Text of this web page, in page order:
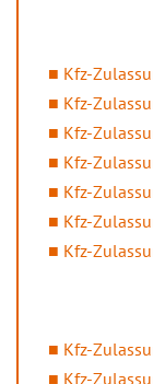
Kfz-
Kfz-
Kfz-
Kfz-
Kfz-
Kfz-
Kfz-
Kfz-
Kfz-